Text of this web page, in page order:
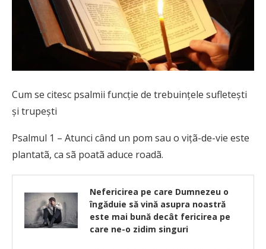
Cum se citesc psalmii funcție de trebuințele sufletești
și trupești
Psalmul 1 – Atunci când un pom sau o vițã-de-vie este
plantatã, ca sã poatã aduce roadã.
Nefericirea pe care Dumnezeu o
îngăduie să vină asupra noastră
este mai bună decât fericirea pe
care ne-o zidim singuri